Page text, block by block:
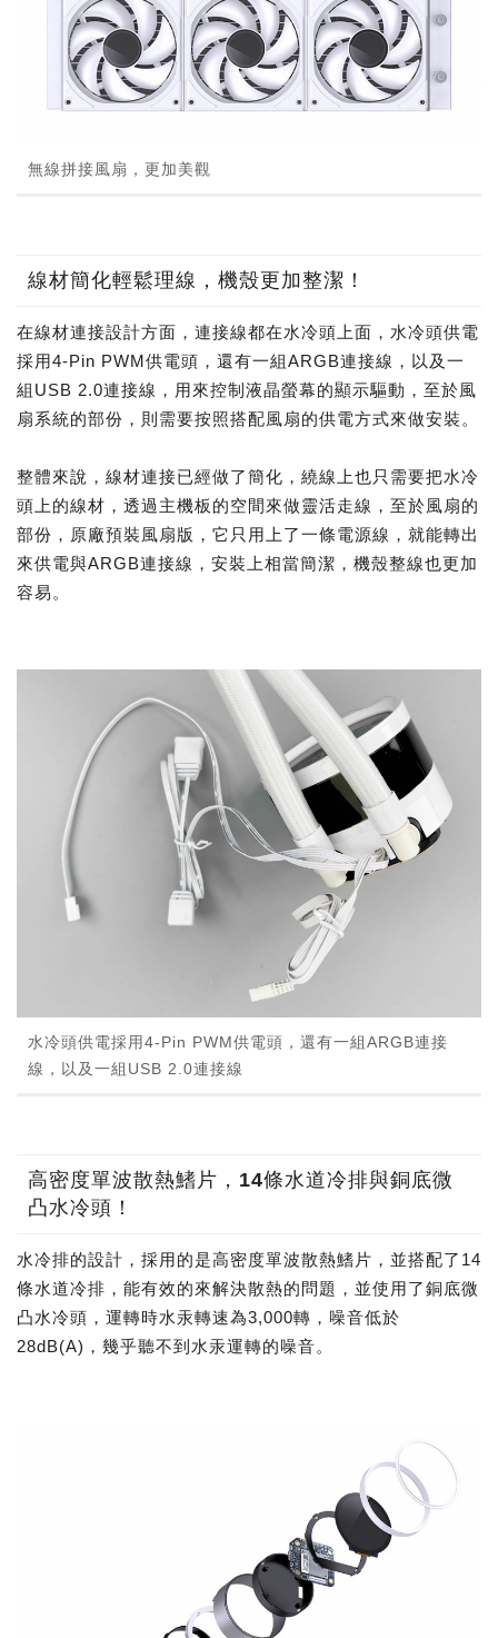
無線拼接風扇，更加美觀
線材簡化輕鬆理線，機殼更加整潔！
在線材連接設計方面，連接線都在水冷頭上面，水冷頭供電
採用4-Pin PWM供電頭，還有一組ARGB連接線，以及一
組USB 2.0連接線，用來控制液晶螢幕的顯示驅動，至於風
扇系統的部份，則需要按照搭配風扇的供電方式來做安裝。
整體來說，線材連接已經做了簡化，繞線上也只需要把水冷
頭上的線材，透過主機板的空間來做靈活走線，至於風扇的
部份，原廠預裝風扇版，它只用上了一條電源線，就能轉出
來供電與ARGB連接線，安裝上相當簡潔，機殼整線也更加
容易。
水冷頭供電採用4-Pin PWM供電頭，還有一組ARGB連接
線，以及一組USB 2.0連接線
高密度單波散熱鰭片，14條水道冷排與銅底微
凸水冷頭！
水冷排的設計，採用的是高密度單波散熱鰭片，並搭配了14
條水道冷排，能有效的來解決散熱的問題，並使用了銅底微
凸水冷頭，運轉時水汞轉速為3,000轉，噪音低於
28dB(A)，幾乎聽不到水汞運轉的噪音。